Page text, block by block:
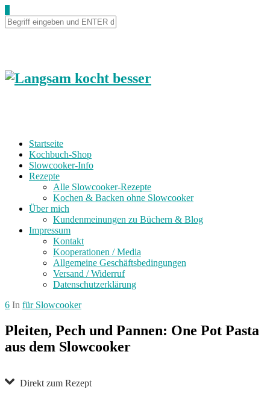
to
Recipe
Startseite
Kochbuch-Shop
Slowcooker-Info
Rezepte
Alle Slowcooker-Rezepte
Kochen & Backen ohne Slowcooker
Über mich
Kundenmeinungen zu Büchern & Blog
Impressum
Kontakt
Kooperationen / Media
Allgemeine Geschäftsbedingungen
Versand / Widerruf
Datenschutzerklärung
6 In für Slowcooker
Pleiten, Pech und Pannen: One Pot Pasta
aus dem Slowcooker
Direkt zum Rezept